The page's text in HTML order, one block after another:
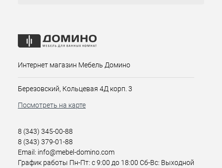
Интернет магазин Мебель Домино
Березовский, Кольцевая 4Д корп. 3
Посмотреть на карте
8 (343) 345-00-88
8 (343) 379-01-88
Email: info@mebel-domino.com
График работы Пн-Пт: с 9:00 до 18:00 Сб-Вс: Выходной